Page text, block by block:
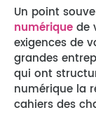
Un point
numérique de
exigences de
grandes
qui ont
numérique la
cahiers des